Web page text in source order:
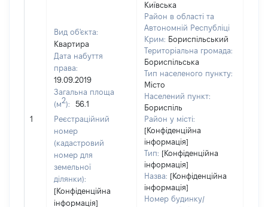
1
Вид об'єкта:
Квартира
Дата набуття
права:
19.09.2019
Загальна площа
(м2):
56.1
Реєстраційний
номер
(кадастровий
номер для
земельної
ділянки):
[Конфіденційна
інформація]
Київська
Район в області та
Автономній Республіці
Крим: Бориспільський
Територіальна громада:
Бориспільська
Тип населеного пункту:
Місто
Населений пункт:
Бориспіль
Район у місті:
[Конфіденційна
інформація]
Тип: [Конфіденційна
інформація]
Назва: [Конфіденційна
інформація]
Номер будинку/